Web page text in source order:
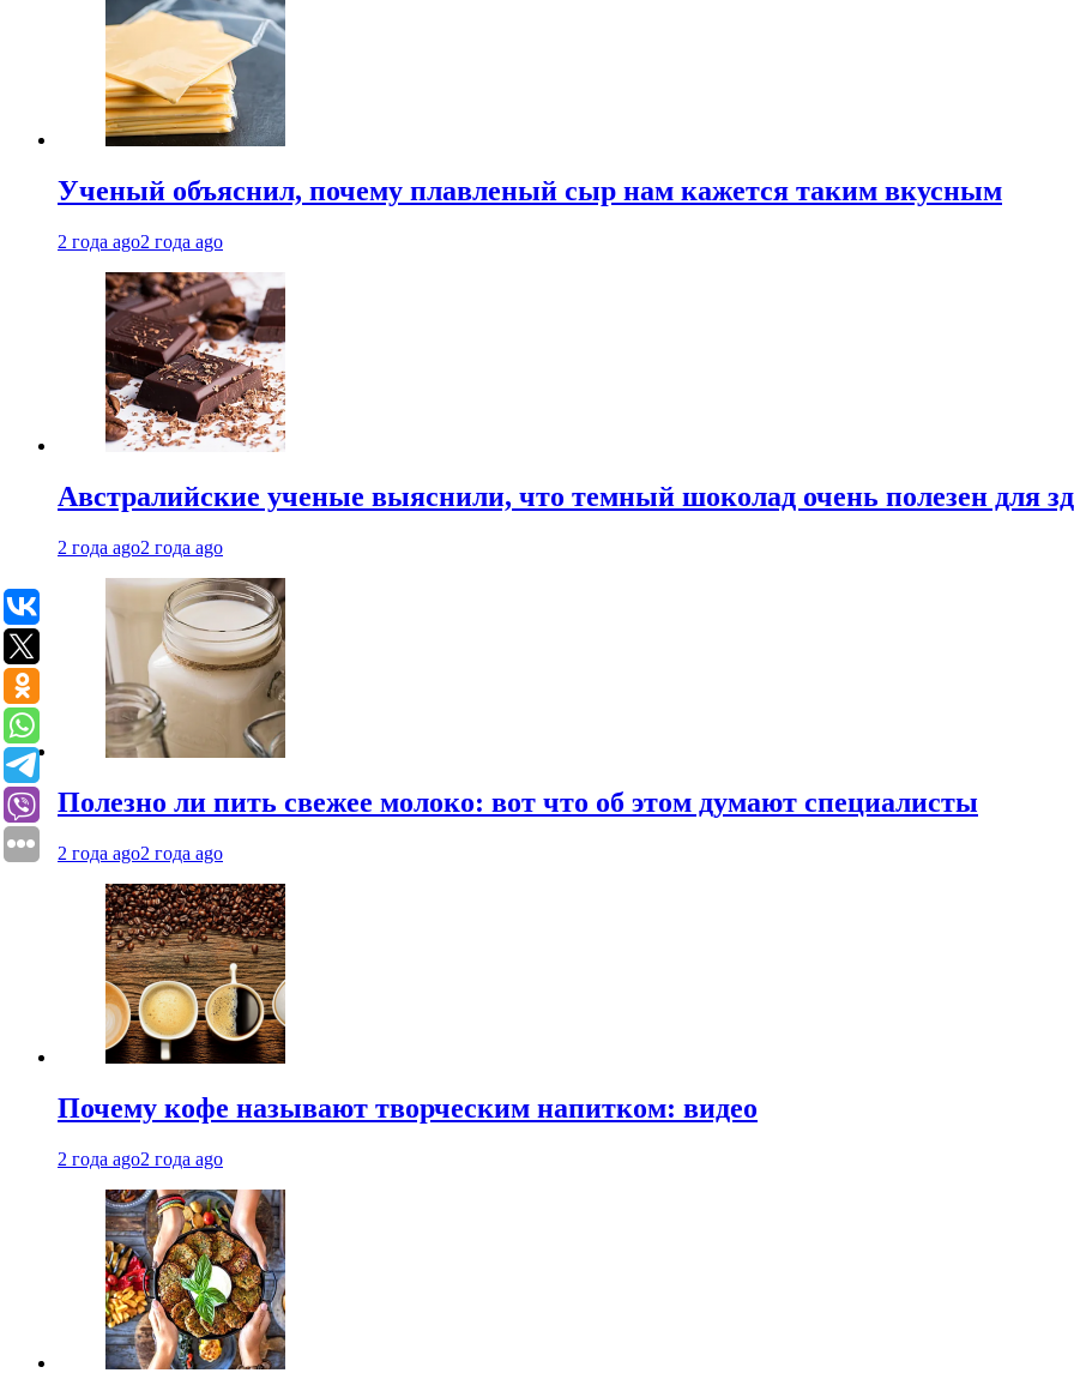
Ученый объяснил, почему плавленый сыр нам кажется таким вкусным
2 года ago2 года ago
Австралийские ученые выяснили, что темный шоколад очень полезен для
2 года ago2 года ago
Полезно ли пить свежее молоко: вот что об этом думают специалисты
2 года ago2 года ago
Почему кофе называют творческим напитком: видео
2 года ago2 года ago